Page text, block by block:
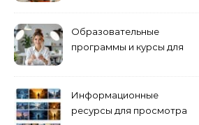
Образовательные
программы и курсы для
Информационные
ресурсы для просмотра